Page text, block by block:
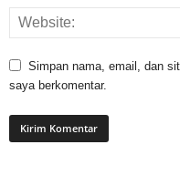
Simpan nama, email, dan
saya berkomentar.